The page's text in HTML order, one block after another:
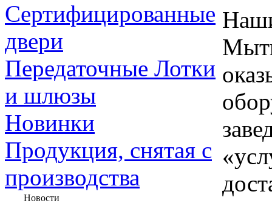
Сертифицированные
двери
Передаточные Лотки
и шлюзы
Новинки
Продукция, снятая с
производства
Новости